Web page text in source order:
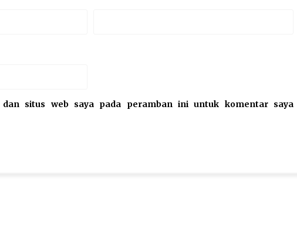
dan situs web saya pada peramban ini untuk komentar saya